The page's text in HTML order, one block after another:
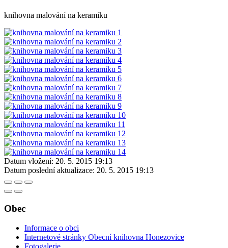
knihovna malování na keramiku
Datum vložení: 20. 5. 2015 19:13
Datum poslední aktualizace: 20. 5. 2015 19:13
Obec
Informace o obci
Internetové stránky Obecní knihovna Honezovice